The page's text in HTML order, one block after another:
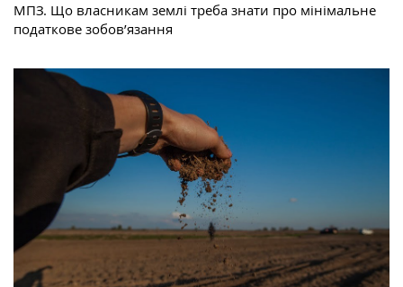
МПЗ. Що власникам землі треба знати про мінімальне
податкове зобов’язання